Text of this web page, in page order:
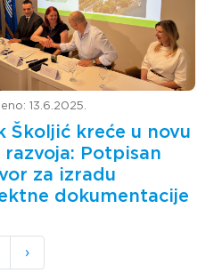
13.6.2025.
Školjić kreće u novu
razvoja: Potpisan
za izradu
dokumentacije
›